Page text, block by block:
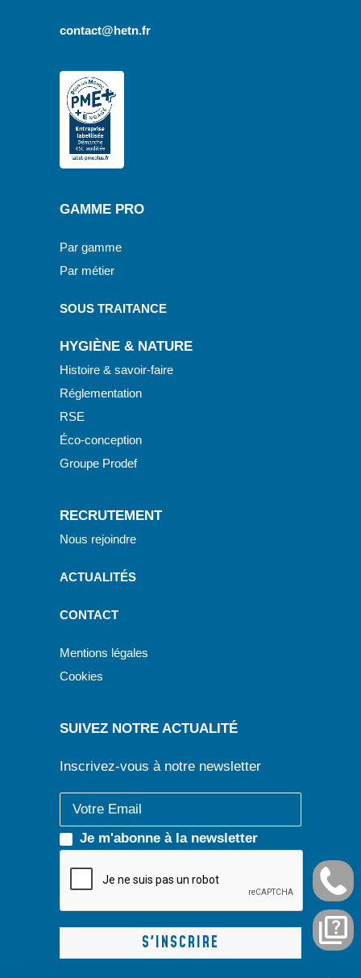
contact@hetn.fr
GAMME PRO
Par gamme
Par métier
SOUS TRAITANCE
HYGIÈNE & NATURE
Histoire & savoir-faire
Réglementation
RSE
Éco-conception
Groupe Prodef
RECRUTEMENT
Nous rejoindre
ACTUALITÉS
CONTACT
Mentions légales
Cookies
SUIVEZ NOTRE ACTUALITÉ
Inscrivez-vous à notre newsletter
Je m'abonne à la newsletter